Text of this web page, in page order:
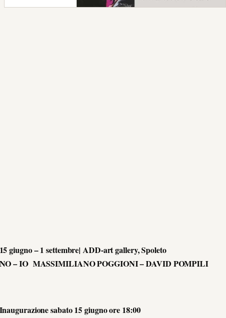
giugno – 1 settembre| ADD-art gallery, Spoleto
– IO MASSIMILIANO POGGIONI – DAVID POMPILI
sabato 15 giugno ore 18:00